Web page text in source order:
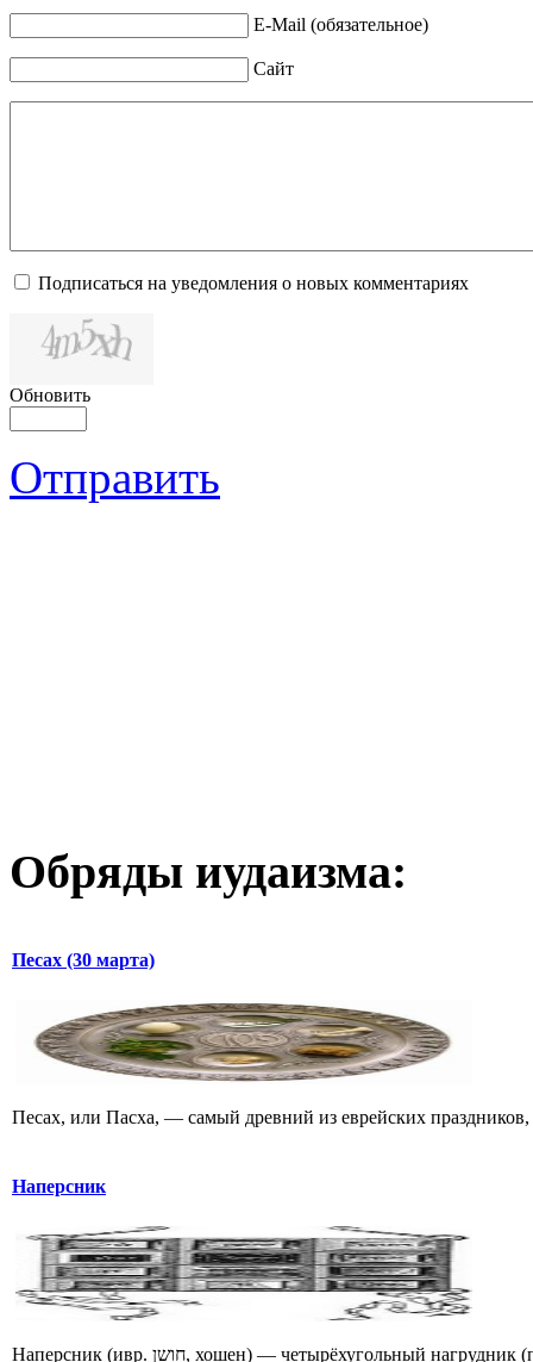
E-Mail (обязательное)
Сайт
Подписаться на уведомления о новых комментариях
Обновить
Отправить
Обряды иудаизма:
Песах (30 марта)
Песах, или Пасха, — самый древний из еврейских
Наперсник
Наперсник (ивр. חושן‎, хошен) — четырёхугольный нагрудник (пектораль) в облачении первосвященника с 12 различными драгоценными